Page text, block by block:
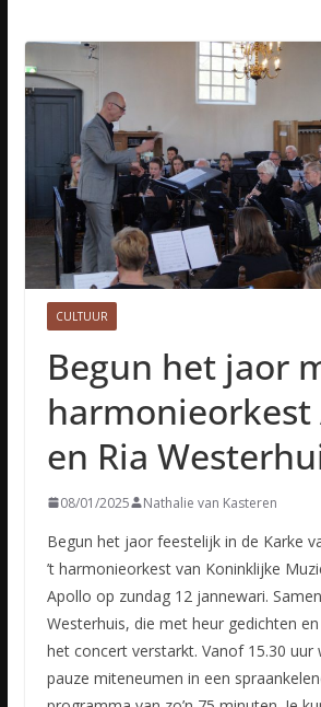
CULTUUR
Begun het jaor
harmonieorkest
en Ria
08/01/2025 Nathalie van Kasteren
Begun het jaor feestelijk in de Karke
’t harmonieorkest van Koninklijke
Apollo op zundag 12 jannewari.
Westerhuis, die met heur gedichten
het concert verstarkt. Vanof 15.30 uur
pauze miteneumen in een